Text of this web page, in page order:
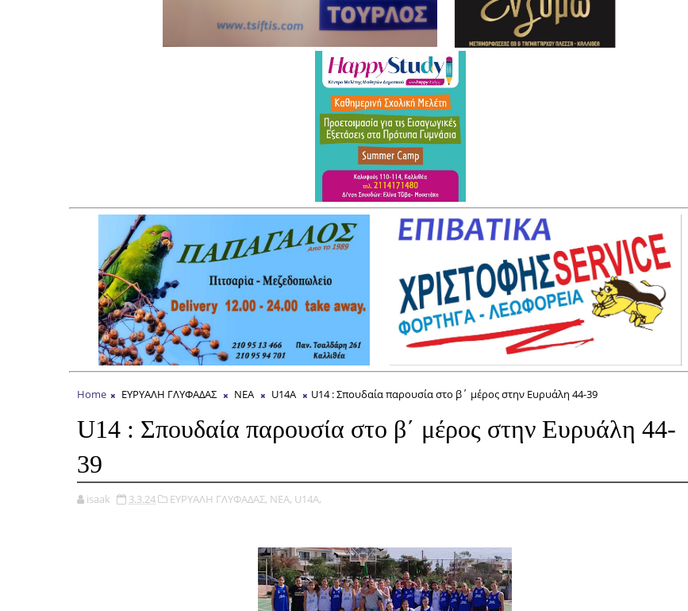
Home ΕΥΡΥΑΛΗ ΓΛΥΦΑΔΑΣ ΝΕΑ U14A U14 : Σπουδαία παρουσία στο β΄ μέρος στην Ευρυάλη 44-39
U14 : Σπουδαία παρουσία στο β΄ μέρος στην Ευρυάλη 44-
39
isaak 3.3.24 ΕΥΡΥΑΛΗ ΓΛΥΦΑΔΑΣ, ΝΕΑ, U14A,